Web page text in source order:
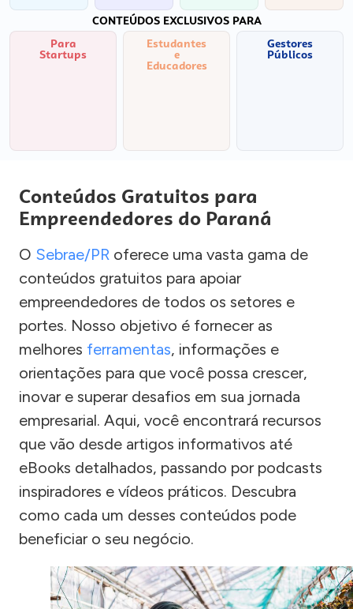
CONTEÚDOS EXCLUSIVOS PARA
Para
Startups
Estudantes
e
Educadores
Gestores
Públicos
Conteúdos Gratuitos para
Empreendedores do Paraná
O Sebrae/PR oferece uma vasta gama de
conteúdos gratuitos para apoiar
empreendedores de todos os setores e
portes. Nosso objetivo é fornecer as
melhores ferramentas, informações e
orientações para que você possa crescer,
inovar e superar desafios em sua jornada
empresarial. Aqui, você encontrará recursos
que vão desde artigos informativos até
eBooks detalhados, passando por podcasts
inspiradores e vídeos práticos. Descubra
como cada um desses conteúdos pode
beneficiar o seu negócio.